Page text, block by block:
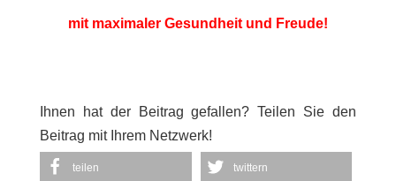
mit maximaler Gesundheit und Freude!
Ihnen hat der Beitrag gefallen? Teilen Sie den
Beitrag mit Ihrem Netzwerk!
teilen twittern